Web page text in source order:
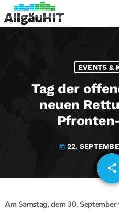
EVENTS &
Tag der
neuen
today 22.
share
email
Am Samstag, dem 30.